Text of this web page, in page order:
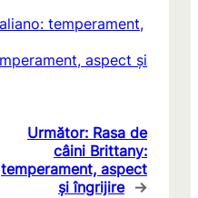
temperament,
aspect și
Următor: Rasa de
câini Brittany:
temperament, aspect
și îngrijire →